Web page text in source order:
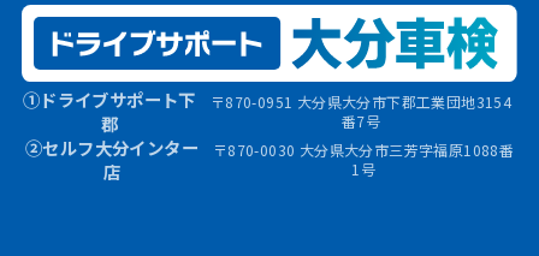
①ドライブサポート下
郡
〒870-0951 大分県大分市下郡工業団地3154
番7号
②セルフ大分インター
店
〒870-0030 大分県大分市三芳字福原1088番
1号